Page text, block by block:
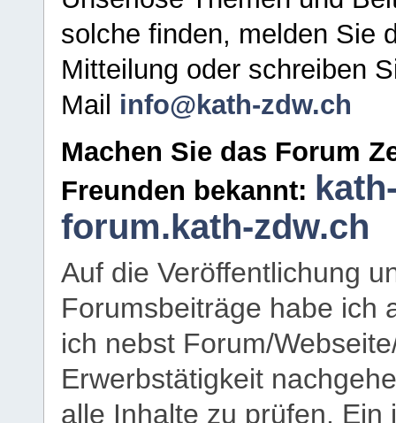
solche finden, melden Sie
Mitteilung oder schreiben
Mail info@kath-zdw.ch
Machen Sie das Forum
Freunden bekannt:
forum.kath-zdw.ch
Auf die Veröffentlichung
Forumsbeiträge habe ich
ich nebst Forum/
Erwerbstätigkeit
alle Inhalte zu prüfen.